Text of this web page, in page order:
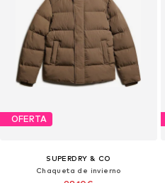
OFERTA
SUPERDRY & CO
Chaqueta de invierno